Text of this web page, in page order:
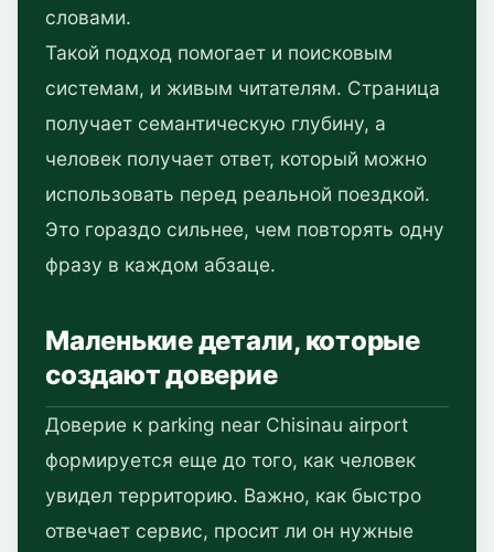
словами.
Такой подход помогает и поисковым
системам, и живым читателям. Страница
получает семантическую глубину, а
человек получает ответ, который можно
использовать перед реальной поездкой.
Это гораздо сильнее, чем повторять одну
фразу в каждом абзаце.
Маленькие детали, которые
создают доверие
Доверие к parking near Chisinau airport
формируется еще до того, как человек
увидел территорию. Важно, как быстро
отвечает сервис, просит ли он нужные